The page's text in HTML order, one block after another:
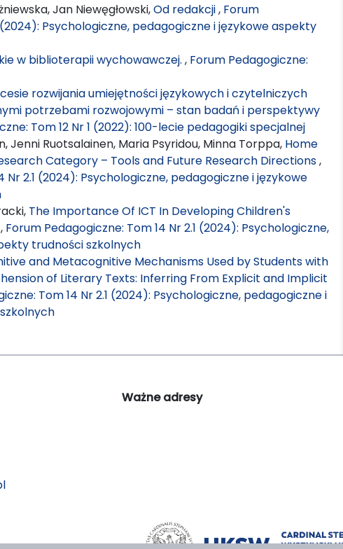
Jan Niewęgłowski,Od redakcji, Forum
(2024): Psychologiczne, pedagogiczne i językowe aspekty
w biblioterapii wychowawczej. , Forum Pedagogiczne:
rozwijania umiejętności językowych i czytelniczych
potrzebami rozwojowymi – stan badań i perspektywy
Tom 12 Nr 1 (2022): 100-lecie pedagogiki specjalnej
Jenni Ruotsalainen, Maria Psyridou, Minna Torppa, Home
Category – Tools and Future Research Directions,
Nr 2.1 (2024): Psychologiczne, pedagogiczne i językowe
The Importance Of ICT In Developing Children's
, Forum Pedagogiczne: Tom 14 Nr 2.1 (2024): Psychologiczne,
trudności szkolnych
and Metacognitive Mechanisms Used by Students with
of Literary Texts: Inferring From Explicit and Implicit
Tom 14 Nr 2.1 (2024): Psychologiczne, pedagogiczne i
Ważne adresy